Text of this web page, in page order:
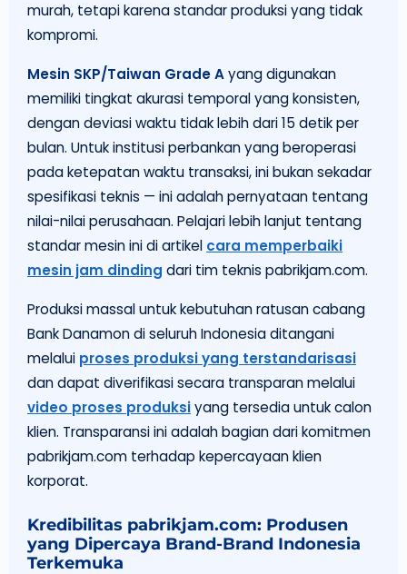
murah, tetapi karena standar produksi yang tidak
kompromi.
Mesin SKP/Taiwan Grade Ayang digunakan
memiliki tingkat akurasi temporal yang konsisten,
dengan deviasi waktu tidak lebih dari 15 detik per
bulan. Untuk institusi perbankan yang beroperasi
pada ketepatan waktu transaksi, ini bukan sekadar
spesifikasi teknis — ini adalah pernyataan tentang
nilai-nilai perusahaan. Pelajari lebih lanjut tentang
standar mesin ini di artikel cara memperbaiki
mesin jam dinding dari tim teknis pabrikjam.com.
Produksi massal untuk kebutuhan ratusan cabang
Bank Danamon di seluruh Indonesia ditangani
melalui proses produksi yang terstandarisasi
dan dapat diverifikasi secara transparan melalui
video proses produksiyang tersedia untuk calon
klien. Transparansi ini adalah bagian dari komitmen
pabrikjam.com terhadap kepercayaan klien
korporat.
Kredibilitas pabrikjam.com: Produsen
yang Dipercaya Brand-Brand Indonesia
Terkemuka